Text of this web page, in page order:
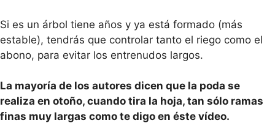
Si es un árbol tiene años y ya está formado (más
estable), tendrás que controlar tanto el riego como el
abono, para evitar los entrenudos largos.
La mayoría de los autores dicen que la poda se
realiza en otoño, cuando tira la hoja, tan sólo ramas
finas muy largas como te digo en éste vídeo.